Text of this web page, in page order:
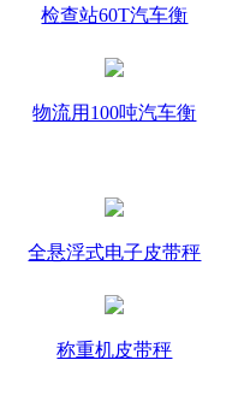
检查站60T汽车衡
物流用100吨汽车衡
全悬浮式电子皮带秤
称重机皮带秤